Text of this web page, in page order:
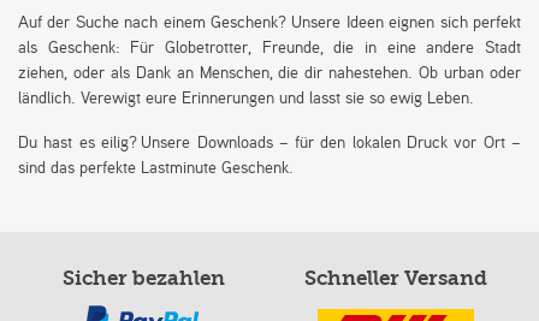
Auf der Suche nach einem Geschenk? Unsere Ideen eignen sich perfekt
als Geschenk: Für Globetrotter, Freunde, die in eine andere Stadt
ziehen, oder als Dank an Menschen, die dir nahestehen. Ob urban oder
ländlich. Verewigt eure Erinnerungen und lasst sie so ewig Leben.
Du hast es eilig? Unsere Downloads – für den lokalen Druck vor Ort –
sind das perfekte Lastminute Geschenk.
Sicher bezahlen Schneller Versand